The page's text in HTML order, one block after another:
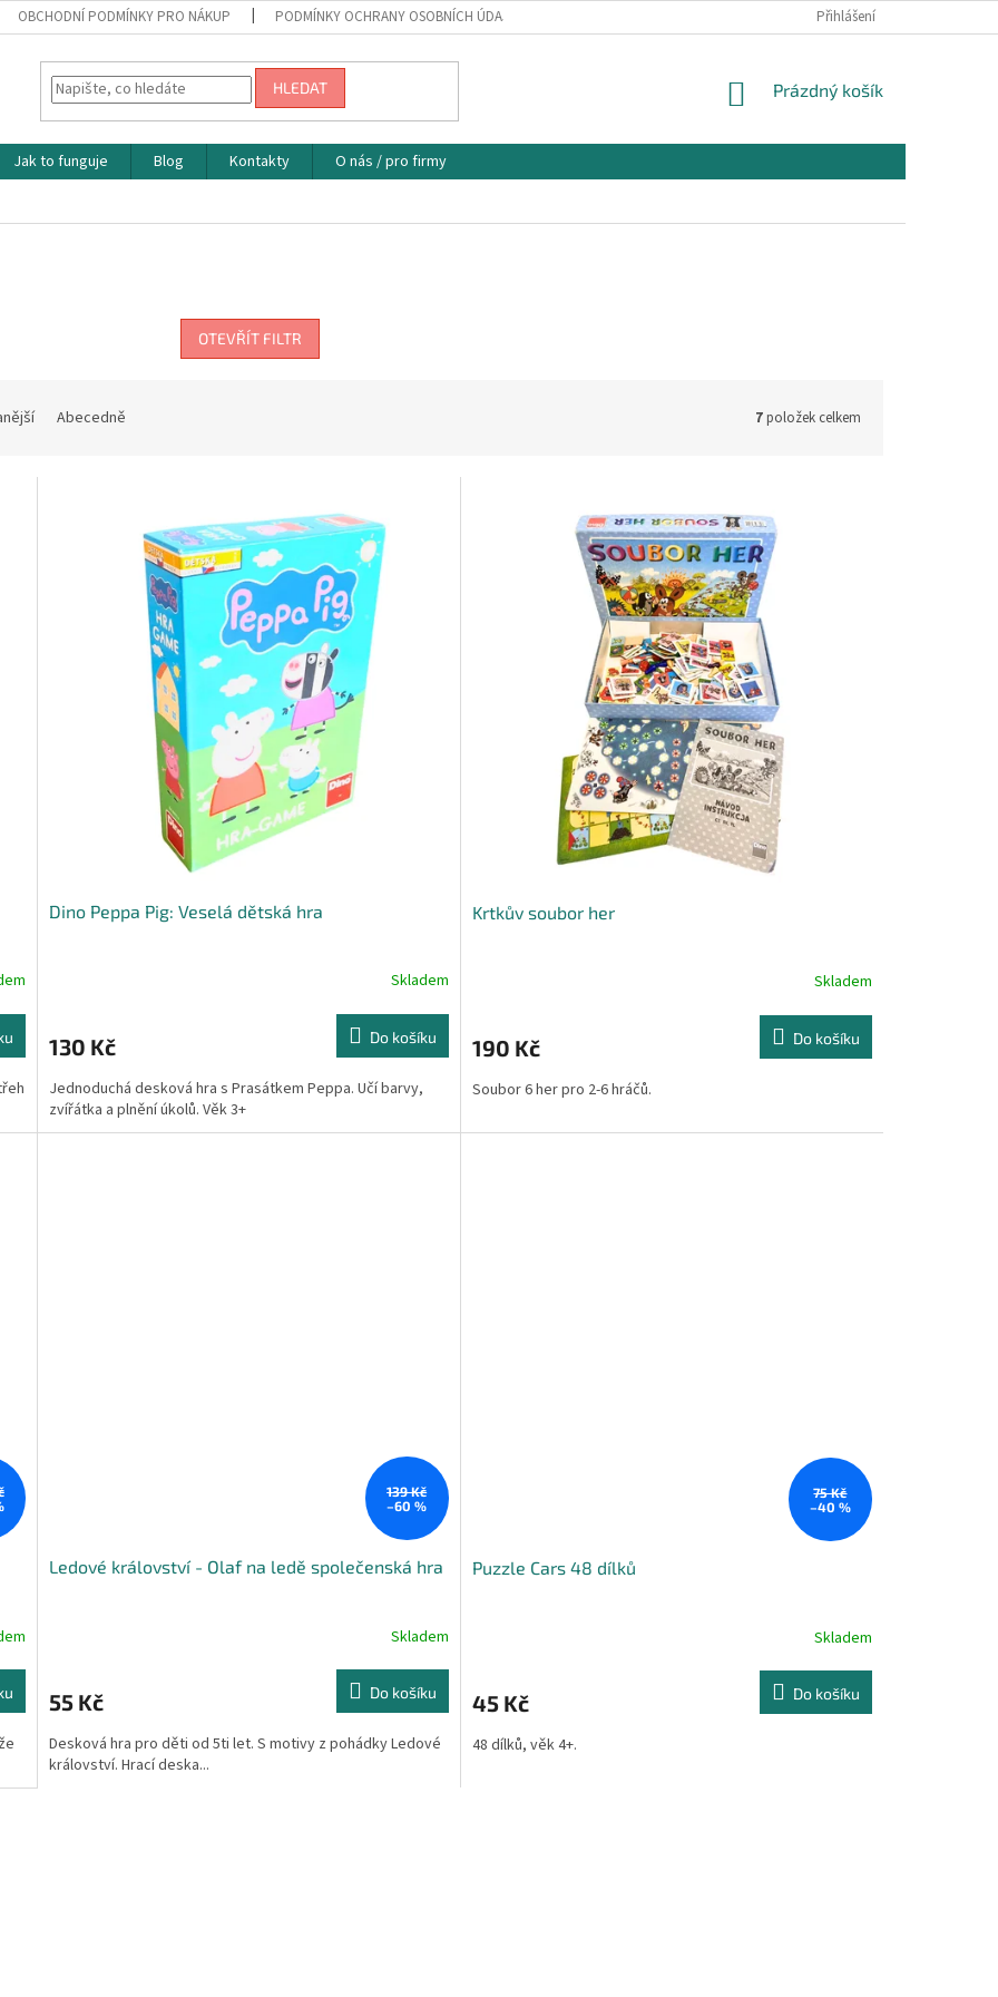
OBCHODNÍ PODMÍNKY PRO NÁKUP PODMÍNKY OCHRANY OSOBNÍCH ÚDAJŮ REKLAMAČNÍ PODMÍNKY
Přihlášení
HLEDAT
NÁKUPNÍ
Prázdný košík
Jak to funguje Blog Kontakty
O nás / pro firmy
OTEVŘÍT FILTR
Abecedně 7položek celkem
Dino Peppa Pig: Veselá dětská hra
Skladem
130 Kč Do košíku
Jednoduchá desková hra s Prasátkem Peppa. Učí barvy,
zvířátka a plnění úkolů. Věk 3+
Krtkův soubor her
Skladem
190 Kč Do košíku
Soubor 6 her pro 2-6 hráčů.
139 Kč
–60 %
Ledové království - Olaf na ledě společenská hra
Skladem
55 Kč Do košíku
Desková hra pro děti od 5ti let. S motivy z pohádky Ledové
království. Hrací deska...
75 Kč
–40 %
Puzzle Cars 48 dílků
Skladem
45 Kč Do košíku
48 dílků, věk 4+.